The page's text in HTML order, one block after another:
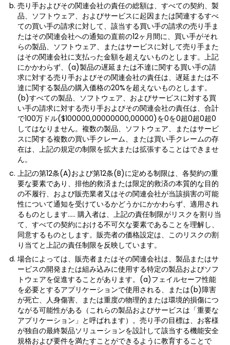
売り手およびその関連会社の責任の総額は、すべての契約、製
品、ソフトウェア、およびサービスに起因または関連するすべ
ての買い手の請求に対して、該当する買い手の請求の売り手ま
たはその関連会社への通知の直前の12ヶ月間に、買い手がそれ
らの製品、ソフトウェア、またはサービスに対して売り手また
はその関連会社に支払った金額を超えないものとします。上記
にかかわらず、(a)製品の遅延または不達に関する買い手の請
求に対する売り手およびその関連会社の責任は、遅延または不
達に関する製品の購入価格の20%を超えないものとします。
(b)すべての製品、ソフトウェア、およびサービスに対する買
い手の請求に対する売り手およびその関連会社の責任は、合計
で100万ドル($100000,00000000,00000)を0を0超0超0超0
してはなりません。複数の製品、ソフトウェア、またはサービ
スに関する複数の買い手クレーム、または買い手クレームの存
在は、上記の規定の制限を拡大または拡張することはできませ
ん。
上記の第12条(A)および第12条(B)に定める制限は、各契約の重
要な要素であり、排他的救済または限定的救済の本質的な目的
の不履行、および販売業者又はその関連会社が当該損害の可能
性について通知を受けているかどうかにかかわらず、適用され
るものとします..... 購入者は、上記の責任制限がリスクを割り当
て、すべての契約における不可欠な要素であることを理解し、
同意するものとします。販売者の価格設定は、このリスクの割
り当てと上記の責任制限を反映しています。
場合によっては、販売者またはその関連会社は、製品またはサ
ービスの開発または組み込みに使用する特定の製品およびソフ
トウェアを促進することがあります。(a)フェイルセーフ性能
を必要とするアプリケーションで使用される、または(b)障害
が死亡、人身傷害、または重度の物理的または環境的損傷につ
ながる可能性がある（これらの製品およびサービスは「重要な
アプリケーション」と呼ばれます）。売り手の目標は、お客様
が独自の最終製品ソリューションを設計して該当する機能安全
規格および要件を満たすことができるように教育することで